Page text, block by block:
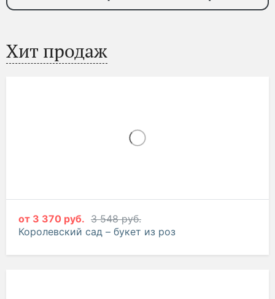
Хит продаж
от 3 370 руб. 3 548 руб.
Королевский сад – букет из роз